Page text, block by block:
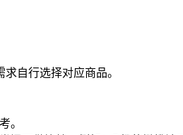
自行选择对应商品。
。